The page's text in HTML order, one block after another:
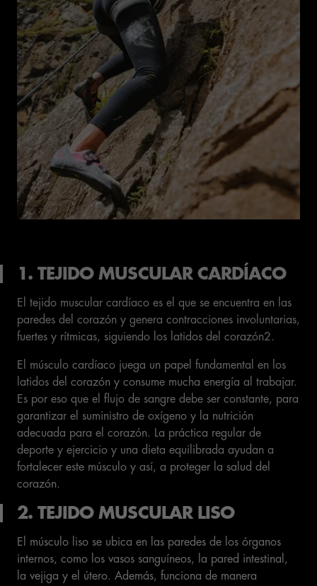
1. TEJIDO MUSCULAR CARDÍACO
El tejido muscular cardíaco es el que se encuentra en las
paredes del corazón y genera contracciones involuntarias,
fuertes y rítmicas, siguiendo los latidos del corazón2.
El músculo cardíaco juega un papel fundamental en los
latidos del corazón y consume mucha energía al trabajar.
Es por eso que el flujo de sangre debe ser constante, para
garantizar el suministro de oxígeno y la nutrición
adecuada para el corazón. La práctica regular de
deporte y ejercicio y una dieta equilibrada ayudan a
fortalecer este músculo y así, a proteger la salud del
corazón.
2. TEJIDO MUSCULAR LISO
El músculo liso se ubica en las paredes de los órganos
internos, como los vasos sanguíneos, la pared intestinal,
la vejiga y el útero. Además, funciona de manera